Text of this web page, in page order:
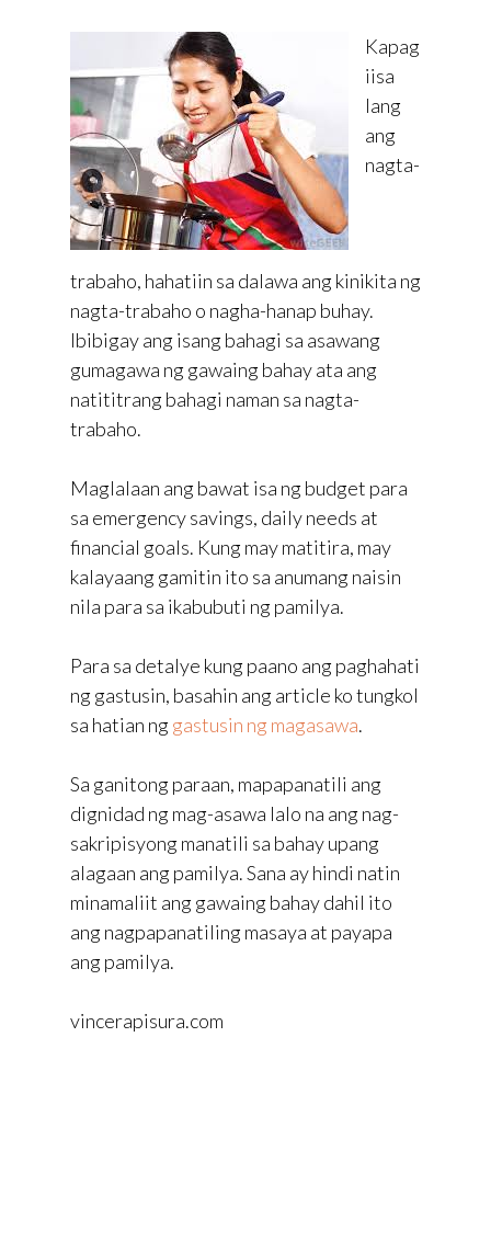
Kapag
iisa
lang
ang
nagta-
trabaho, hahatiin sa dalawa ang kinikita ng
nagta-trabaho o nagha-hanap buhay.
Ibibigay ang isang bahagi sa asawang
gumagawa ng gawaing bahay ata ang
natititrang bahagi naman sa nagta-
trabaho.
Maglalaan ang bawat isa ng budget para
sa emergency savings, daily needs at
financial goals. Kung may matitira, may
kalayaang gamitin ito sa anumang naisin
nila para sa ikabubuti ng pamilya.
Para sa detalye kung paano ang paghahati
ng gastusin, basahin ang article ko tungkol
sa hatian nggastusin ng magasawa.
Sa ganitong paraan, mapapanatili ang
dignidad ng mag-asawa lalo na ang nag-
sakripisyong manatili sa bahay upang
alagaan ang pamilya. Sana ay hindi natin
minamaliit ang gawaing bahay dahil ito
ang nagpapanatiling masaya at payapa
ang pamilya.
vincerapisura.com